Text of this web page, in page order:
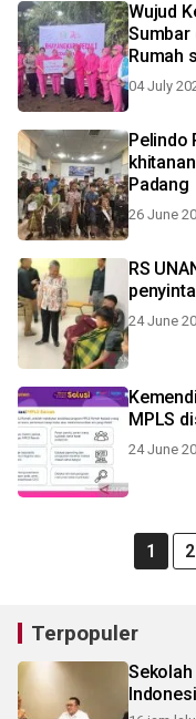
Wujud
Sumbar
Rumah
04 July
Pelindo
Padang
26 June
RS
24 June
MPLS
24 June
1 2
Terpopuler
Sekolah